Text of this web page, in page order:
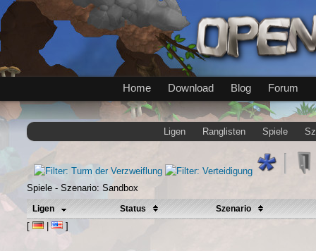
Home Download Blog Forum
Ligen Ranglisten Spiele
Spiele - Szenario: Sandbox
Ligen Status Szenario
[ | ]